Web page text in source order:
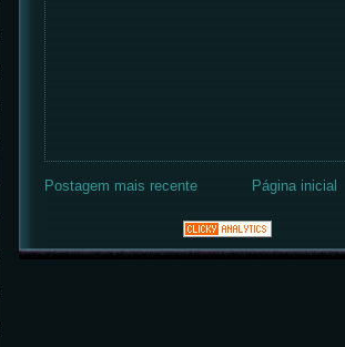
Postagem mais recente Página inicial